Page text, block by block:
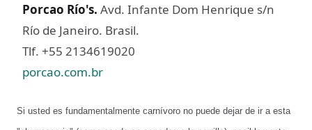
Porcao Río's. Avd. Infante Dom Henrique s/n
Río de Janeiro. Brasil.
Tlf. +55 2134619020
porcao.com.br
Si usted es fundamentalmente carnívoro no puede dejar de ir a esta